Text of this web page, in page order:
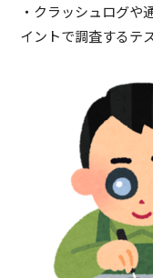
・クラッシュログや
イントで調査するテ